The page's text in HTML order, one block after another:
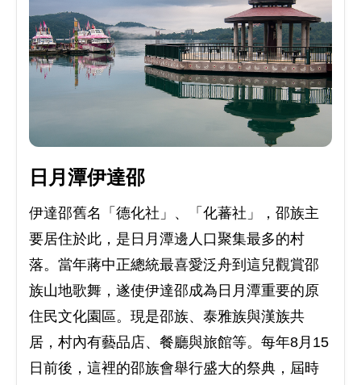
日月潭伊達邵
伊達邵舊名「德化社」、「化蕃社」，邵族主
要居住於此，是日月潭邊人口聚集最多的村
落。當年蔣中正總統最喜愛泛舟到這兒觀賞邵
族山地歌舞，遂使伊達邵成為日月潭重要的原
住民文化園區。現是邵族、泰雅族與漢族共
居，村內有藝品店、餐廳與旅館等。每年8月15
日前後，這裡的邵族會舉行盛大的祭典，屆時